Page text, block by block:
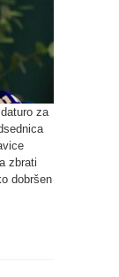
za
zbrati
dobršen